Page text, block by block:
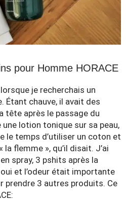
pour Homme HORACE
je recherchais un
Étant chauve, il avait des
tête après le passage du
une lotion tonique sur sa peau,
le temps d’utiliser un coton et
flemme », qu’il disait. J’ai
spray, 3 pshits après la
et l’odeur était importante
prendre 3 autres produits. Ce